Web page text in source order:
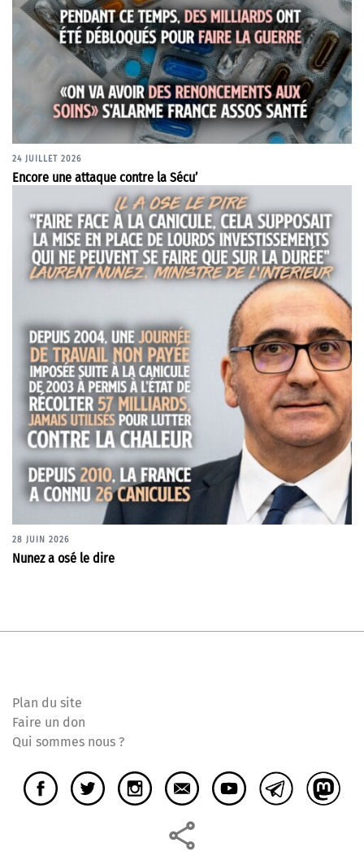
24 JUILLET 2026
Encore une attaque contre la Sécu’
28 JUIN 2026
Nunez a osé le dire
Plan du site
Faire un don
Qui sommes nous ?